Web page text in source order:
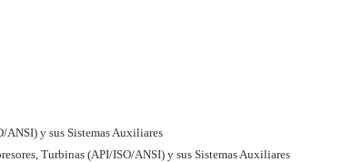
ANSI) y sus Sistemas Auxiliares
Turbinas (API/ISO/ANSI) y sus Sistemas Auxiliares